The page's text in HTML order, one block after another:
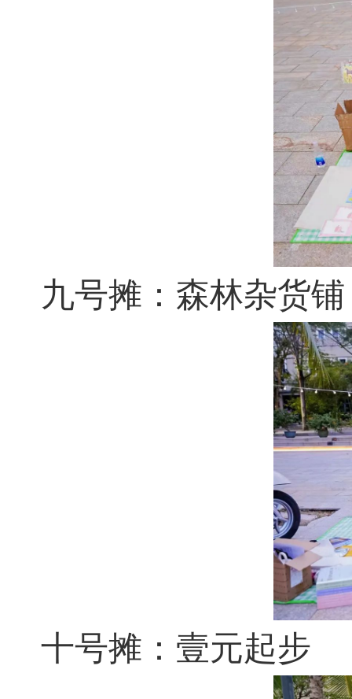
九号摊：森林杂货铺
十号摊：壹元起步